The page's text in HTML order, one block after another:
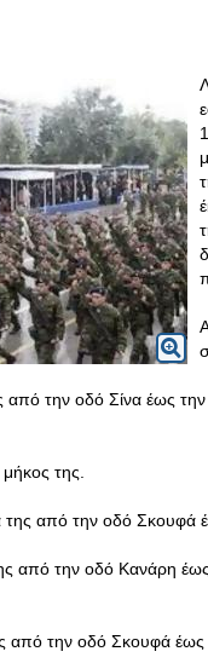
την οδό Σίνα έως την
της.
της από την οδό Σκουφά
από την οδό Κανάρη έως
την οδό Σκουφά έως